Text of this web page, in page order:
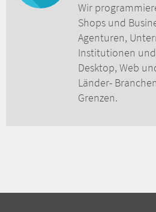
Wir
Shops und
Agenturen,
Institutionen
Desktop, Web
Länder-
Grenzen.